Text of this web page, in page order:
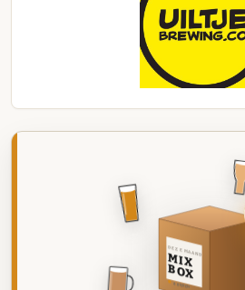
DEZE MAAND
MIX
BOX
8 BIEREN